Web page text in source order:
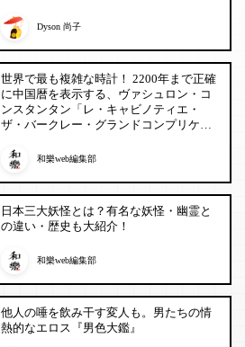
Dyson 尚子
世界で最も複雑な時計！ 2200年まで正確
に中国暦を表示する、ヴァシュロン・コ
ンスタンタン「レ・キャビノティエ・
ザ・バークレー・グランドコンプリケー
和樂web編集部
日本三大妖怪とは？有名な妖怪・幽霊と
の違い・歴史も大紹介！
和樂web編集部
他人の唾を飲み干す変人も。男たちの情
熱的なエロス『男色大鑑』